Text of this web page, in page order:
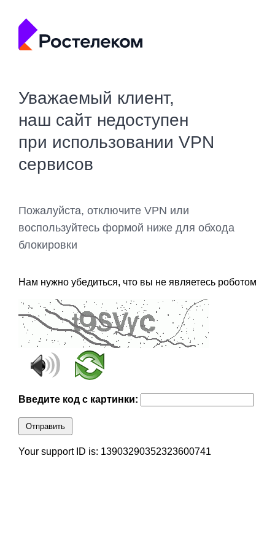
Уважаемый клиент,
наш сайт недоступен
при использовании VPN
сервисов
Пожалуйста, отключите VPN или
воспользуйтесь формой ниже для обхода
блокировки
Нам нужно убедиться, что вы не являетесь роботом
Введите код с картинки:
Отправить
Your support ID is: 13903290352323600741